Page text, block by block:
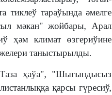
тиклеў тараўында әмелге
мәкан" жойбары, Арал
ҳәм климат өзгериўине
таныстырылды.
ҳаўа", "Шығындысыз
қарсы гүресиў,